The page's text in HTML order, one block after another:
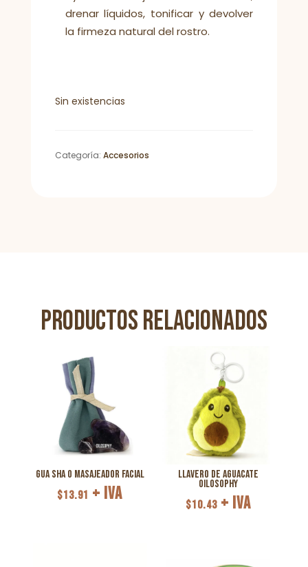
drenar líquidos, tonificar y devolver
la firmeza natural del rostro.
Sin existencias
Categoría: Accesorios
Productos relacionados
Gua Sha o Masajeador Facial
$13.91 + IVA
Llavero de Aguacate
Oilosophy
$10.43 + IVA